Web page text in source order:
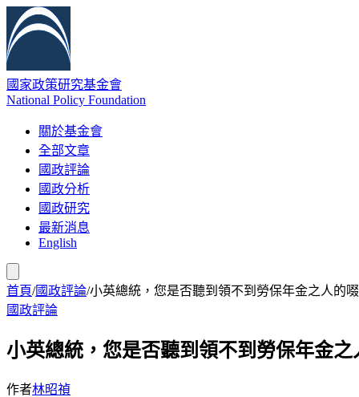
國家政策研究基金會
National Policy Foundation
關於基金會
全部文章
國政評論
國政分析
國政研究
最新消息
English
首頁/國政評論/小英總統，您是否聽到領不到勞保年金之人的
國政評論
小英總統，您是否聽到領不到勞保年金之
作者林昭禎